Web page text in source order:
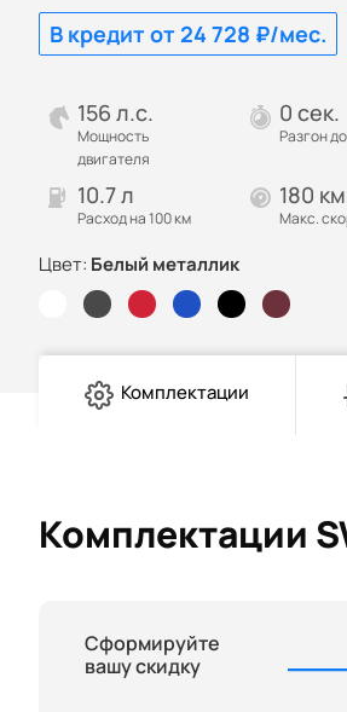
В кредит от 24 728 ₽/мес.
156 л.с.
Мощность
двигателя
0 сек.
Разгон
10.7 л
Расход на 100 км
180
Макс.
Цвет: Белый металлик
Комплектации
Комплектации
Сформируйте
вашу скидку